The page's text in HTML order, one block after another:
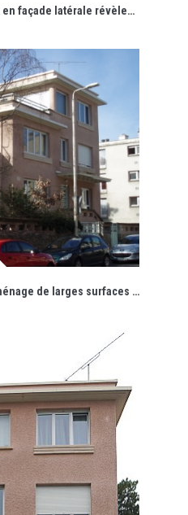
D'étroits percements verticaux en façade latérale révèlent la présence de l'escalier.
Le jeu de volumes de la villa ménage de larges surfaces de terrasses accessibles.